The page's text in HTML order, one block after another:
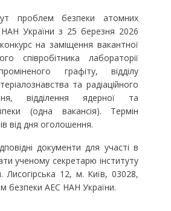
безпеки атомних
НАН України з 25 березня 2026
на заміщення вакантної
співробітника лабораторії
графіту, відділу
та радіаційного
відділення ядерної та
(одна вакансія). Термін
від дня оголошення.
документи для участі в
ученому секретарю інституту
Лисогірська 12, м. Київ, 03028,
безпеки АЕС НАН України.